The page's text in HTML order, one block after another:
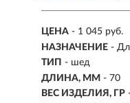
ЦЕНА - 1 045 руб.
НАЗНАЧЕНИЕ -
ТИП - шед
ДЛИНА, ММ - 70
ВЕС ИЗДЕЛИЯ, ГР